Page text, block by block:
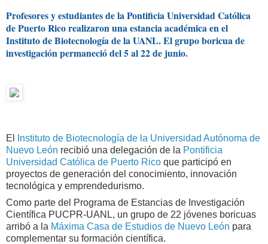
Profesores y estudiantes de la Pontificia Universidad Católica
de Puerto Rico realizaron una estancia académica en el
Instituto de Biotecnología de la UANL. El grupo boricua de
investigación permaneció del 5 al 22 de junio.
El
Instituto de Biotecnología de la Universidad Autónoma de
Nuevo León recibió una delegación de la Pontificia
Universidad Católica de Puerto Rico que participó en
proyectos de generación del conocimiento, innovación
tecnológica y emprendedurismo.
Como parte del Programa de Estancias de Investigación
Científica PUCPR-UANL, un grupo de 22 jóvenes boricuas
arribó a la Máxima Casa de Estudios de Nuevo León para
complementar su formación científica.